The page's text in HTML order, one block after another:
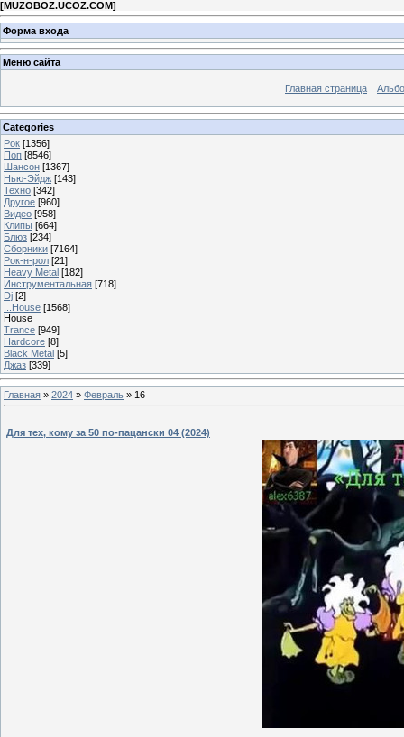
[MUZOBOZ.UCOZ.COM]
Форма входа
Меню сайта
Главная страница
Categories
Рок [1356]
Поп [8546]
Шансон [1367]
Нью-Эйдж [143]
Техно [342]
Другое [960]
Видео [958]
Клипы [664]
Блюз [234]
Сборники [7164]
Рок-н-рол [21]
Heavy Metal [182]
Инструментальная [718]
Dj [2]
...House [1568]
House
Trance [949]
Hardcore [8]
Black Metal [5]
Джаз [339]
Главная » 2024 » Февраль » 16
Для тех, кому за 50 по-пацански 04 (2024)